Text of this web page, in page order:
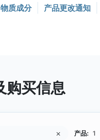
物质成分 产品更改通知
购买信息
产品: 1